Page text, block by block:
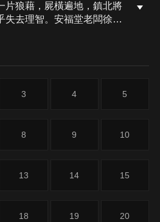
片狼藉，屍橫遍地，鎮北將
失去理智。安福堂老闆徐六
寒之手。在亂墳崗，徐引死
3 4 5
8 9 10
13 14 15
18 19 20